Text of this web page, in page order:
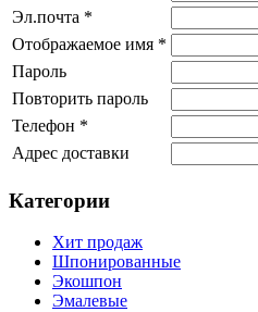
Эл.почта *
Отображаемое имя *
Пароль
Повторить пароль
Телефон *
Адрес доставки
Категории
Хит продаж
Шпонированные
Экошпон
Эмалевые